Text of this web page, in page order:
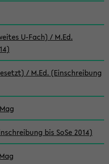
U-Fach) / M.Ed.
/ M.Ed. (Einschreibung
bis SoSe 2014)